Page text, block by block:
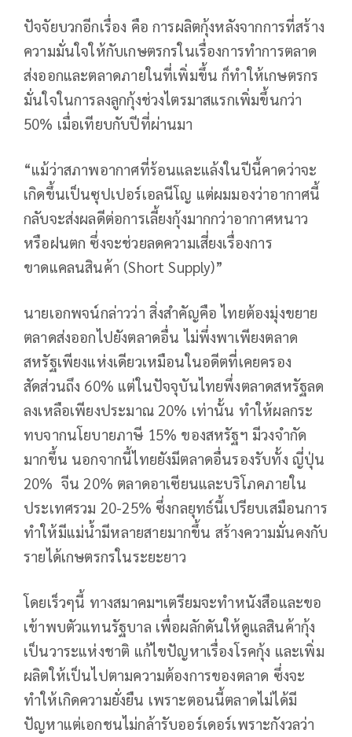
ปัจจัยบวกอีกเรื่อง คือ การผลิตกุ้งหลังจากการที่สร้าง
ความมั่นใจให้กับเกษตรกรในเรื่องการทำการตลาด
ส่งออกและตลาดภายในที่เพิ่มขึ้น ก็ทำให้เกษตรกร
มั่นใจในการลงลูกกุ้งช่วงไตรมาสแรกเพิ่มขึ้นกว่า
50% เมื่อเทียบกับปีที่ผ่านมา
“แม้ว่าสภาพอากาศที่ร้อนและแล้งในปีนี้คาดว่าจะ
เกิดขึ้นเป็นซุปเปอร์เอลนีโญ แต่ผมมองว่าอากาศนี้
กลับจะส่งผลดีต่อการเลี้ยงกุ้งมากกว่าอากาศหนาว
หรือฝนตก ซึ่งจะช่วยลดความเสี่ยงเรื่องการ
ขาดแคลนสินค้า (Short Supply)”
นายเอกพจน์กล่าวว่า สิ่งสำคัญคือ ไทยต้องมุ่งขยาย
ตลาดส่งออกไปยังตลาดอื่น ไม่พึ่งพาเพียงตลาด
สหรัฐเพียงแห่งเดียวเหมือนในอดีตที่เคยครอง
สัดส่วนถึง 60% แต่ในปัจจุบันไทยพึ่งตลาดสหรัฐลด
ลงเหลือเพียงประมาณ 20% เท่านั้น ทำให้ผลกระ
ทบจากนโยบายภาษี 15% ของสหรัฐฯ มีวงจำกัด
มากขึ้น นอกจากนี้ไทยยังมีตลาดอื่นรองรับทั้ง ญี่ปุ่น
20% จีน 20% ตลาดอาเซียนและบริโภคภายใน
ประเทศรวม 20-25% ซึ่งกลยุทธ์นี้เปรียบเสมือนการ
ทำให้มีแม่น้ำมีหลายสายมากขึ้น สร้างความมั่นคงกับ
รายได้เกษตรกรในระยะยาว
โดยเร็วๆนี้ ทางสมาคมฯเตรียมจะทำหนังสือและขอ
เข้าพบตัวแทนรัฐบาล เพื่อผลักดันให้ดูแลสินค้ากุ้ง
เป็นวาระแห่งชาติ แก้ไขปัญหาเรื่องโรคกุ้ง และเพิ่ม
ผลิตให้เป็นไปตามความต้องการของตลาด ซึ่งจะ
ทำให้เกิดความยั่งยืน เพราะตอนนี้ตลาดไม่ได้มี
ปัญหาแต่เอกชนไม่กล้ารับออร์เดอร์เพราะกังวลว่า